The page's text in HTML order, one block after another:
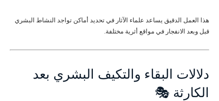
هذا العمل الدقيق يساعد علماء الآثار في تحديد أماكن تواجد النشاط البشري
قبل وبعد الانفجار في مواقع أثرية مختلفة.
دلالات البقاء والتكيف البشري بعد
الكارثة 🎭